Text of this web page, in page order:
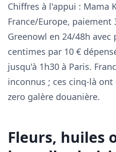
Chiffres à l'appui : Mama
France/Europe, paiement
Greenowl en 24/48h
centimes par 10 €
jusqu'à 1h30 à Paris.
inconnus ; ces cinq-là
zero galère douanière.
Fleurs, huiles